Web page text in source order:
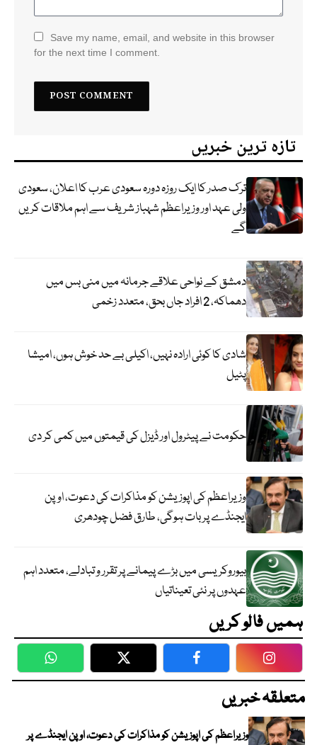
Save my name, email, and website in this browser
for the next time I comment.
تازہ ترین خبریں
ترک صدر کا ایک روزہ دورہ سعودی عرب کا اعلان، سعودی
ولی عہد اور وزیراعظم شہباز شریف سے اہم ملاقات کریں
گے
دمشق کے نواحی علاقے جرمانہ میں منی بس میں
دھماکہ، 2 افراد جاں بحق، متعدد زخمی
شادی کا کوئی ارادہ نہیں، اکیلی بے حد خوش ہوں، امیشا
پٹیل
حکومت نے پیٹرول اور ڈیزل کی قیمتوں میں کمی کر دی
وزیراعظم کی اپوزیشن کو مذاکرات کی دعوت، اوپن
ایجنڈے پر بات ہوگی، طارق فضل چودھری
بیوروکریسی میں بڑے پیمانے پر تقرر و تبادلے، متعدد اہم
عہدوں پر نئی تعیناتیاں
ہمیں فالو کریں
WhatsApp Twitter Facebook
متعلقہ خبریں
وزیراعظم کی اپوزیشن کو مذاکرات کی دعوت، اوپن ایجنڈے پر